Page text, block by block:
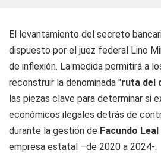
El levantamiento del secreto
dispuesto por el juez federal Lino
de inflexión. La medida permitirá a
reconstruir la denominada "ruta del
las piezas clave para determinar si
económicos ilegales detrás de
durante la gestión de Facundo Leal
empresa estatal –de 2020 a 2024-.